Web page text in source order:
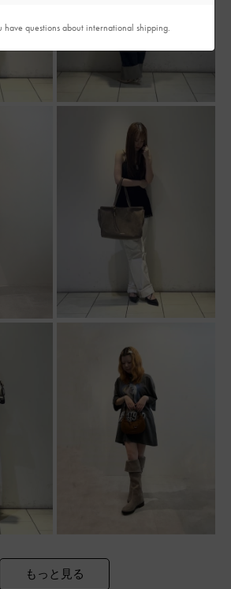
もっと見る
questions about international shipping.